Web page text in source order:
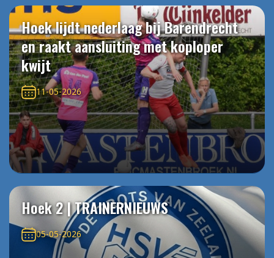
Hoek lijdt nederlaag bij Barendrecht
en raakt aansluiting met koploper
kwijt
11-05-2026
Hoek 2 | TRAINERNIEUWS
05-05-2026